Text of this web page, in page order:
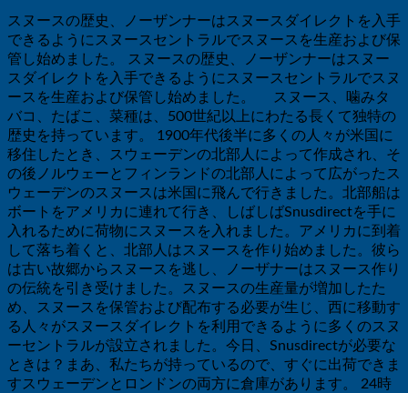
スヌースの歴史、ノーザンナーはスヌースダイレクトを入手
できるようにスヌースセントラルでスヌースを生産および保
管し始めました。 スヌースの歴史、ノーザンナーはスヌー
スダイレクトを入手できるようにスヌースセントラルでスヌ
ースを生産および保管し始めました。 スヌース、噛みタ
バコ、たばこ、菜種は、500世紀以上にわたる長くて独特の
歴史を持っています。 1900年代後半に多くの人々が米国に
移住したとき、スウェーデンの北部人によって作成され、そ
の後ノルウェーとフィンランドの北部人によって広がったス
ウェーデンのスヌースは米国に飛んで行きました。北部船は
ボートをアメリカに連れて行き、しばしばSnusdirectを手に
入れるために荷物にスヌースを入れました。アメリカに到着
して落ち着くと、北部人はスヌースを作り始めました。彼ら
は古い故郷からスヌースを逃し、ノーザナーはスヌース作り
の伝統を引き受けました。スヌースの生産量が増加したた
め、スヌースを保管および配布する必要が生じ、西に移動す
る人々がスヌースダイレクトを利用できるように多くのスヌ
ーセントラルが設立されました。今日、Snusdirectが必要な
ときは？まあ、私たちが持っているので、すぐに出荷できま
すスウェーデンとロンドンの両方に倉庫があります。 24時